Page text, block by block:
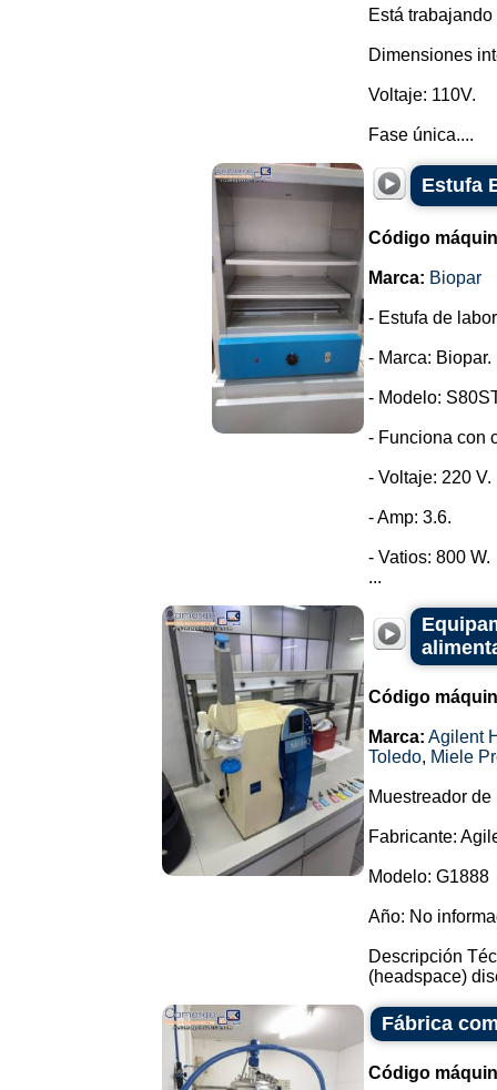
Está
Dimensiones
Voltaje: 110V.
Fase única....
Estufa
Código
Marca: Biopar
- Estufa de
- Marca: Biopar.
- Modelo:
- Funciona con
- Voltaje: 220 V.
- Amp: 3.6.
- Vatios: 800 W.
...
Código
Marca: Agilent
Toledo, Miele
Muestreador
Fabricante:
Modelo: G1888
Año: No
Descripción
(headspace)
Fábrica
Código